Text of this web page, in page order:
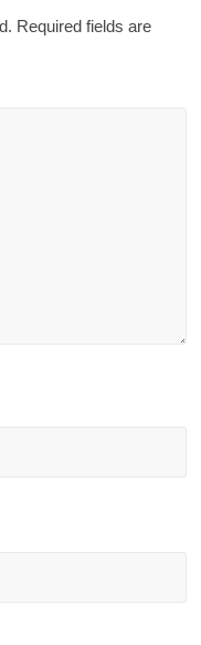
Required fields are